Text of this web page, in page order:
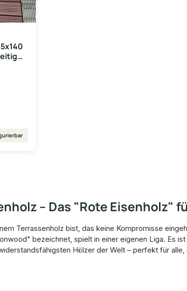
– Das "Rote Eisenholz"
Terrassenholz bist, das keine Kompromisse
bezeichnet, spielt in einer eigenen Liga. Es
Hölzer der Welt – perfekt für